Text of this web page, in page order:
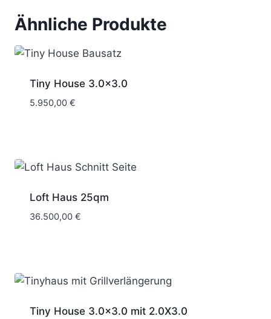
Ähnliche Produkte
Tiny House 3.0×3.0
5.950,00 €
Loft Haus 25qm
36.500,00 €
Tiny House 3.0×3.0 mit 2.0X3.0